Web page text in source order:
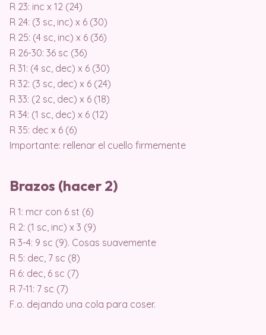
R 23: inc x 12 (24)
R 24: (3 sc, inc) x 6 (30)
R 25: (4 sc, inc) x 6 (36)
R 26-30: 36 sc (36)
R 31: (4 sc, dec) x 6 (30)
R 32: (3 sc, dec) x 6 (24)
R 33: (2 sc, dec) x 6 (18)
R 34: (1 sc, dec) x 6 (12)
R 35: dec x 6 (6)
Importante: rellenar el cuello firmemente
Brazos (hacer 2)
R 1: mcr con 6 st (6)
R 2: (1 sc, inc) x 3 (9)
R 3-4: 9 sc (9). Cosas suavemente
R 5: dec, 7 sc (8)
R 6: dec, 6 sc (7)
R 7-11: 7 sc (7)
F.o. dejando una cola para coser.